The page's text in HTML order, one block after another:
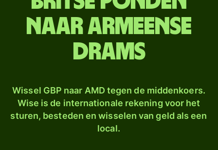
naar Armeense
drams
Wissel GBP naar AMD tegen de middenkoers.
Wise is de internationale rekening voor het
sturen, besteden en wisselen van geld als een
local.